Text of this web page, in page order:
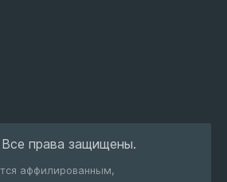
права защищены.
аффилированным,